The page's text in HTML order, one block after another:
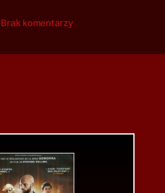
Brak komentarzy